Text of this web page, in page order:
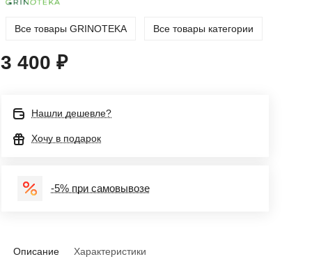
Все товары GRINOTEKA Все товары категории
3 400 ₽
Нашли дешевле?
Хочу в подарок
-5% при самовывозе
Описание Характеристики